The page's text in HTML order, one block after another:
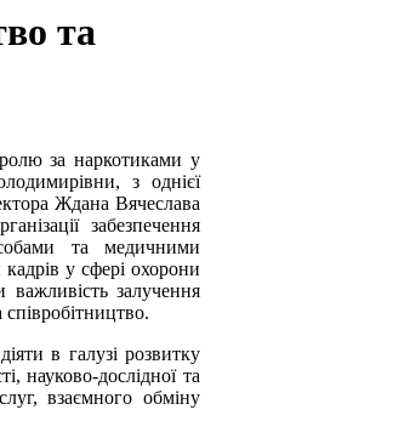
та
за наркотиками у
з однієї
Ждана Вячеслава
забезпечення
та медичними
кадрів у сфері охорони
важливість залучення
в галузі розвитку
науково-дослідної та
взаємного обміну